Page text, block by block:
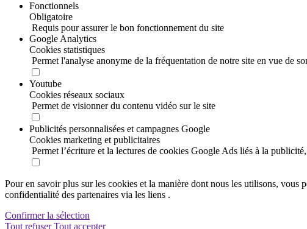
Fonctionnels
Obligatoire
Requis pour assurer le bon fonctionnement du site
Google Analytics
Cookies statistiques
Permet l'analyse anonyme de la fréquentation de notre site en vue de
Youtube
Cookies réseaux sociaux
Permet de visionner du contenu vidéo sur le site
Publicités personnalisées et campagnes Google
Cookies marketing et publicitaires
Permet l’écriture et la lectures de cookies Google Ads liés à la
Pour en savoir plus sur les cookies et la manière dont nous les utilisons, vous
confidentialité des partenaires via les liens .
Confirmer la sélection
Tout refuser Tout accepter